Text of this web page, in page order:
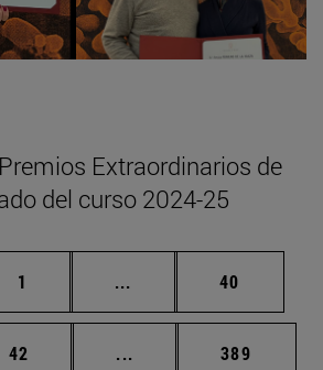
Extraordinarios de
del curso 2024-25
Página
1 ... Páginas intermedias
Página
40
Página
42 ... Páginas intermedias
Página
389